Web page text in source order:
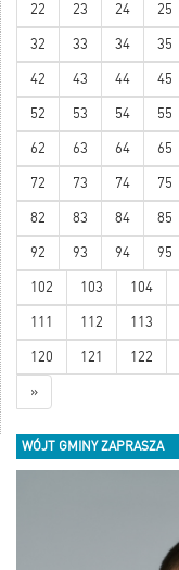
22 23 24 25
32 33 34 35
42 43 44 45
52 53 54 55
62 63 64 65
72 73 74 75
82 83 84 85
92 93 94 95
102 103 104
111 112 113
120 121 122
»
WÓJT GMINY ZAPRASZA